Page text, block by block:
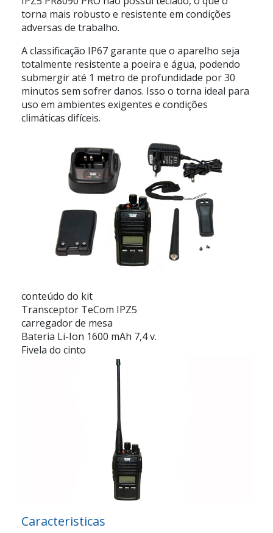
torna mais robusto e resistente em condições
adversas de trabalho.
A classificação IP67 garante que o aparelho seja
totalmente resistente a poeira e água, podendo
submergir até 1 metro de profundidade por 30
minutos sem sofrer danos. Isso o torna ideal para
uso em ambientes exigentes e condições
climáticas difíceis.
conteúdo do kit
Transceptor TeCom IPZ5
carregador de mesa
Bateria Li-Ion 1600 mAh 7,4 v.
Fivela do cinto
Caracteristicas